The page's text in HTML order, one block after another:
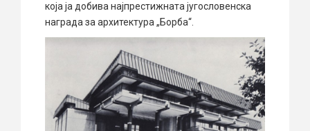
која ја добива најпрестижната југословенска
награда за архитектура „Борба“.